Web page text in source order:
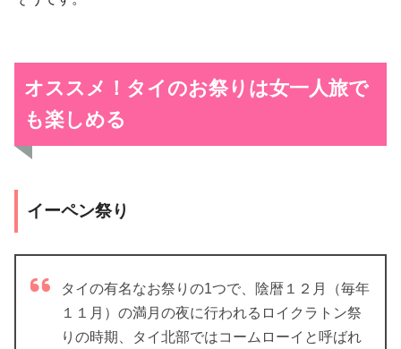
オススメ！タイのお祭りは女一人旅で
も楽しめる
イーペン祭り
タイの有名なお祭りの1つで、陰暦１２月（毎年
１１月）の満月の夜に行われるロイクラトン祭
りの時期、タイ北部ではコームローイと呼ばれ